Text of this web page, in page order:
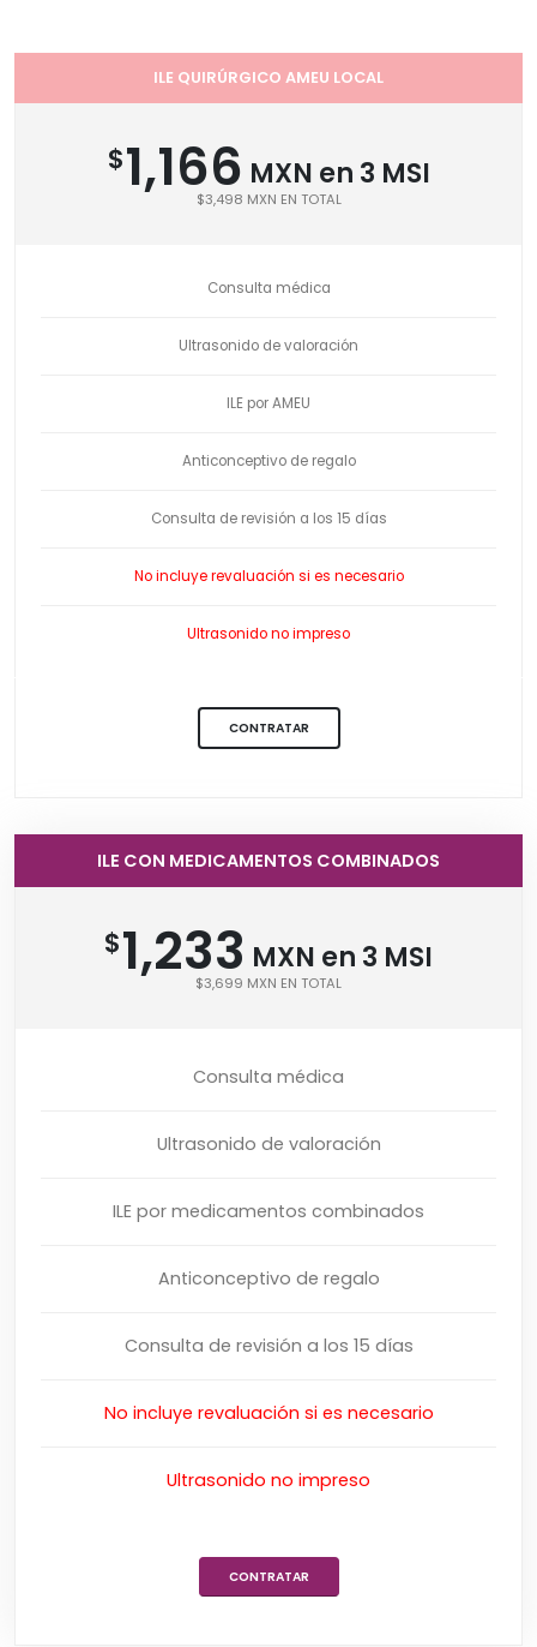
ILE QUIRÚRGICO AMEU LOCAL
$1,166 MXN en 3 MSI
$3,498 MXN EN TOTAL
Consulta médica
Ultrasonido de valoración
ILE por AMEU
Anticonceptivo de regalo
Consulta de revisión a los 15 días
No incluye revaluación si es necesario
Ultrasonido no impreso
CONTRATAR
ILE CON MEDICAMENTOS COMBINADOS
$1,233 MXN en 3 MSI
$3,699 MXN EN TOTAL
Consulta médica
Ultrasonido de valoración
ILE por medicamentos combinados
Anticonceptivo de regalo
Consulta de revisión a los 15 días
No incluye revaluación si es necesario
Ultrasonido no impreso
CONTRATAR